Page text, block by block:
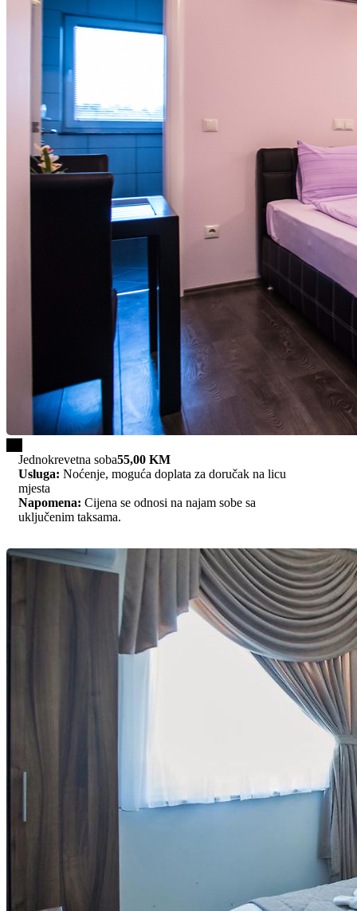
Jednokrevetna soba55,00 KM
Usluga: Noćenje, moguća doplata za doručak na licu
mjesta
Napomena: Cijena se odnosi na najam sobe sa
uključenim taksama.